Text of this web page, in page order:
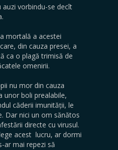
vorbindu-se decît
mortală a acestei
din cauza presei, a
ca o plagă trimisă de
omenirii.
nu mor din cauza
unor boli prealabile,
căderii imunității, le
Dar nici un om sănătos
directe cu virusul.
acest lucru, ar dormi
ar mai repezi să